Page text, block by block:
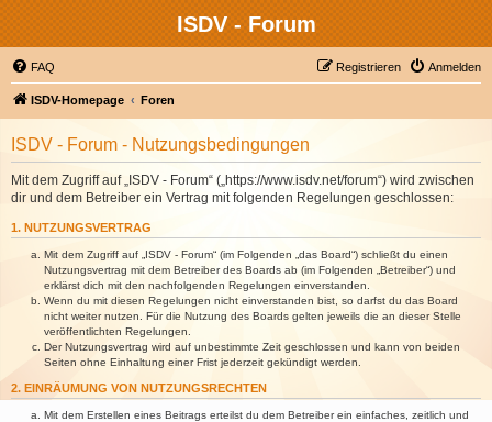
ISDV - Forum
FAQ Anmelden
Registrieren
ISDV-Homepage Foren
ISDV - Forum - Nutzungsbedingungen
Mit dem Zugriff auf „ISDV - Forum“ („https://www.isdv.net/forum“) wird zwischen
dir und dem Betreiber ein Vertrag mit folgenden Regelungen geschlossen:
1. NUTZUNGSVERTRAG
Mit dem Zugriff auf „ISDV - Forum“ (im Folgenden „das Board“) schließt du einen
Nutzungsvertrag mit dem Betreiber des Boards ab (im Folgenden „Betreiber“) und
erklärst dich mit den nachfolgenden Regelungen einverstanden.
Wenn du mit diesen Regelungen nicht einverstanden bist, so darfst du das Board
nicht weiter nutzen. Für die Nutzung des Boards gelten jeweils die an dieser Stelle
veröffentlichten Regelungen.
Der Nutzungsvertrag wird auf unbestimmte Zeit geschlossen und kann von beiden
Seiten ohne Einhaltung einer Frist jederzeit gekündigt werden.
2. EINRÄUMUNG VON NUTZUNGSRECHTEN
Mit dem Erstellen eines Beitrags erteilst du dem Betreiber ein einfaches, zeitlich und